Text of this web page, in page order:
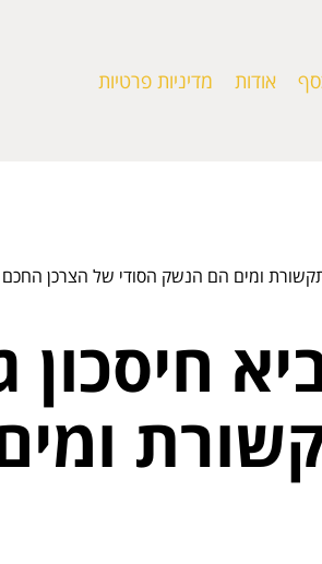
אודות מדיניות פרטיות
תקשורת ומים הם הנשק הסודי של הצרכן החכם
חיסכון